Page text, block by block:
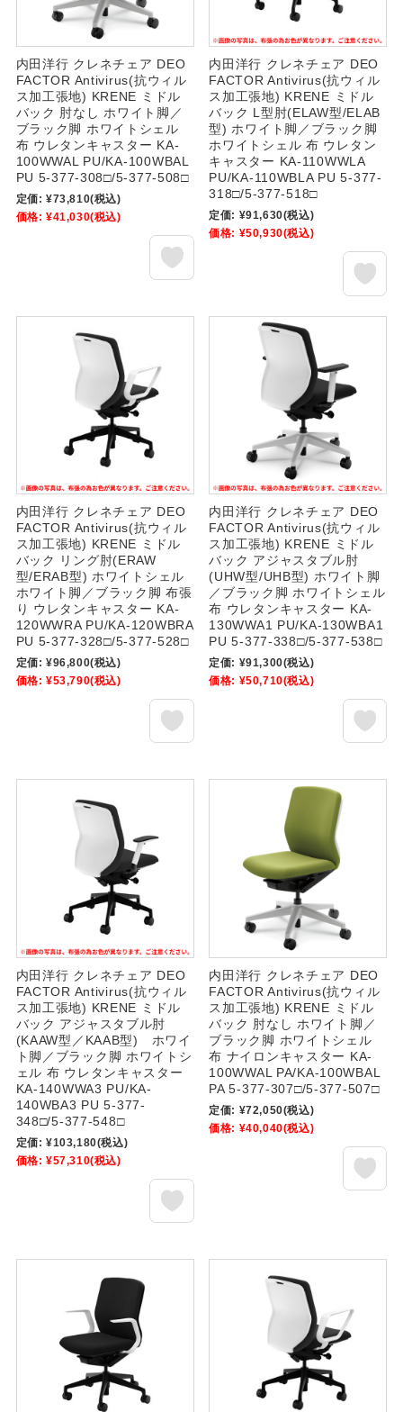
内田洋行 クレネチェア DEO
FACTOR Antivirus(抗ウィル
ス加工張地) KRENE ミドル
バック 肘なし ホワイト脚／
ブラック脚 ホワイトシェル
布 ウレタンキャスター KA-
100WWAL PU/KA-100WBAL
PU 5-377-308□/5-377-508□
定価: ¥73,810(税込)
価格: ¥41,030(税込)
内田洋行 クレネチェア DEO
FACTOR Antivirus(抗ウィル
ス加工張地) KRENE ミドル
バック L型肘(ELAW型/ELAB
型) ホワイト脚／ブラック脚
ホワイトシェル 布 ウレタン
キャスター KA-110WWLA
PU/KA-110WBLA PU 5-377-
318□/5-377-518□
定価: ¥91,630(税込)
価格: ¥50,930(税込)
内田洋行 クレネチェア DEO
FACTOR Antivirus(抗ウィル
ス加工張地) KRENE ミドル
バック リング肘(ERAW
型/ERAB型) ホワイトシェル
ホワイト脚／ブラック脚 布張
り ウレタンキャスター KA-
120WWRA PU/KA-120WBRA
PU 5-377-328□/5-377-528□
定価: ¥96,800(税込)
価格: ¥53,790(税込)
内田洋行 クレネチェア DEO
FACTOR Antivirus(抗ウィル
ス加工張地) KRENE ミドル
バック アジャスタブル肘
(UHW型/UHB型) ホワイト脚
／ブラック脚 ホワイトシェル
布 ウレタンキャスター KA-
130WWA1 PU/KA-130WBA1
PU 5-377-338□/5-377-538□
定価: ¥91,300(税込)
価格: ¥50,710(税込)
内田洋行 クレネチェア DEO
FACTOR Antivirus(抗ウィル
ス加工張地) KRENE ミドル
バック アジャスタブル肘
(KAAW型／KAAB型) ホワイ
ト脚／ブラック脚 ホワイトシ
ェル 布 ウレタンキャスター
KA-140WWA3 PU/KA-
140WBA3 PU 5-377-
348□/5-377-548□
定価: ¥103,180(税込)
価格: ¥57,310(税込)
内田洋行 クレネチェア DEO
FACTOR Antivirus(抗ウィル
ス加工張地) KRENE ミドル
バック 肘なし ホワイト脚／
ブラック脚 ホワイトシェル
布 ナイロンキャスター KA-
100WWAL PA/KA-100WBAL
PA 5-377-307□/5-377-507□
定価: ¥72,050(税込)
価格: ¥40,040(税込)